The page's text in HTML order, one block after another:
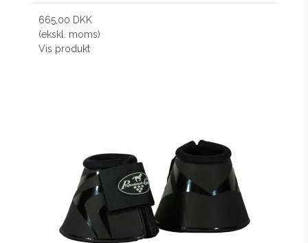
665,00 DKK
(ekskl. moms)
Vis produkt